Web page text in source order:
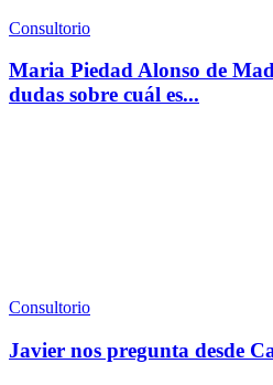
Consultorio
Maria Piedad Alonso de
dudas sobre cuál es...
Consultorio
Javier nos pregunta desde